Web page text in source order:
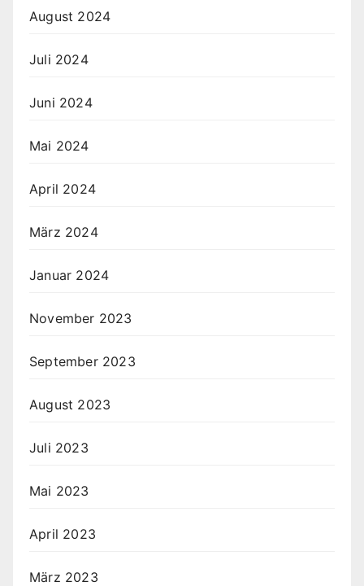
August 2024
Juli 2024
Juni 2024
Mai 2024
April 2024
März 2024
Januar 2024
November 2023
September 2023
August 2023
Juli 2023
Mai 2023
April 2023
März 2023